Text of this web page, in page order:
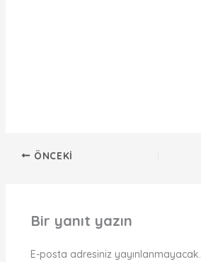
ÖNCEKI
Bir yanıt yazın
E-posta adresiniz yayınlanmayacak.